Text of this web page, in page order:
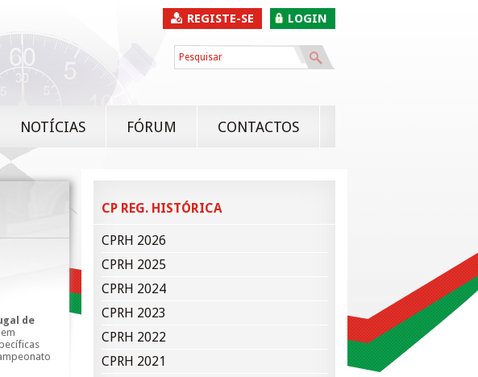
LOGIN
REGISTE-SE
NOTÍCIAS FÓRUM CONTACTOS
de
CP REG. HISTÓRICA
CPRH 2026
CPRH 2025
CPRH 2024
CPRH 2023
CPRH 2022
CPRH 2021